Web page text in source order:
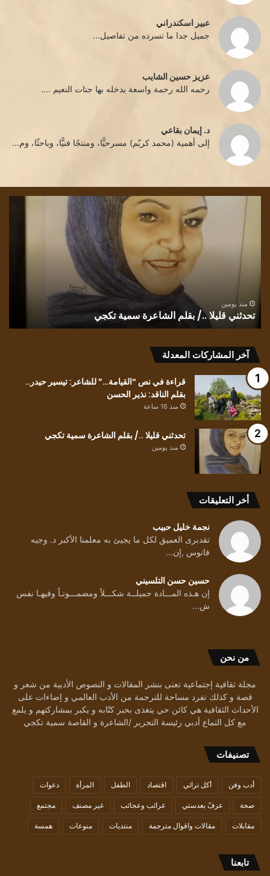
عبير اسكندراني
جميل جدا ما تسرده من تفاصيل...
عزيز حسين الشايب
رحمه الله رحمة واسعة يدخله بها جنات النعيم ....
د. إيمان بقاعي
إلى أهمية (محمد كريّم) مسرحيًّا، ومنتجًا فنيًّا، وباحثًا، وم...
كثافة
الترميز
يعبرون
الجسر”
للشاعر
البشير
عبيد
كثافة الترميز ، و بلاغة اللغة في ” وحدهم يعبرون الجسر”
للشاعر التونسي البشير عبيد
آخر المشاركات المعدلة
قراءة في نص “القيامة…” للشاعر: تيسير حيدر..
بقلم الناقد: نذير الحسن
منذ 16 ساعة
تحدثني قليلا ../ بقلم الشاعرة سمية تكجي
منذ يومين
أخر التعليقات
نجمة خليل حبيب
تقدبرى العميق لكل ما يجيئ به معلمنا الأكبر د. وجيه
فانوس ,إن...
حسين حسن التلسيني
إن هـذه المـــادة جميلــة شكـــلاً ومضمـــونـاً وفيهـا نفس
ش...
من نحن
مجلة ثقافية إجتماعية تعنى بنشر المقالات و النصوص الأدبية من شعر و
قصة و كذلك تفرد مساحة للترجمة من الأدب العالمي و إضاءات على
الأحداث الثقافية هي كائن حي يتغذى بحبر كتّابه و يكبر بمشاركتهم و يلمع
مع كل التماع أدبي رئيسة التحرير /الشاعرة و القاصة سمية تكجي
تصنيفات
أدب وفن أكل تراثي اقتصاد الطفل المرأة دعوات
صحة عزفٌ بعدستي غرائب وعجائب غير مصنف مجتمع
مقابلات مقالات واقوال مترجمة منتديات منوعات همسة
تابعنا